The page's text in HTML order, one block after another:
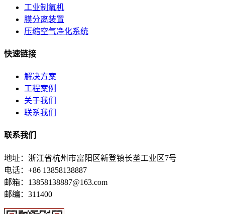
工业制氧机
膜分离装置
压缩空气净化系统
快速链接
解决方案
工程案例
关于我们
联系我们
联系我们
地址：浙江省杭州市富阳区新登镇长垄工业区7号
电话：+86 13858138887
邮箱：13858138887@163.com
邮编：311400